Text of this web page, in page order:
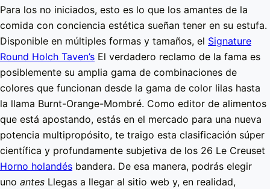
Para los no iniciados, esto es lo que los amantes de la
comida con conciencia estética sueñan tener en su estufa.
Disponible en múltiples formas y tamaños, el Signature
Round Holch Taven’s El verdadero reclamo de la fama es
posiblemente su amplia gama de combinaciones de
colores que funcionan desde la gama de color lilas hasta
la llama Burnt-Orange-Mombré. Como editor de alimentos
que está apostando, estás en el mercado para una nueva
potencia multipropósito, te traigo esta clasificación súper
científica y profundamente subjetiva de los 26 Le Creuset
Horno holandés bandera. De esa manera, podrás elegir
uno antes Llegas a llegar al sitio web y, en realidad,